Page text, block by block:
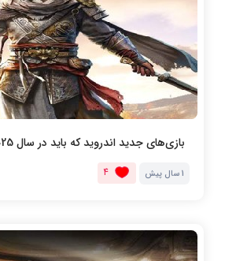
بازی‌های جدید اندروید که باید در سال 2025 منتظرشان باشیم
1 سال پیش 4